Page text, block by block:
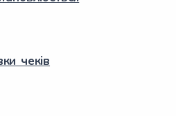
чеків